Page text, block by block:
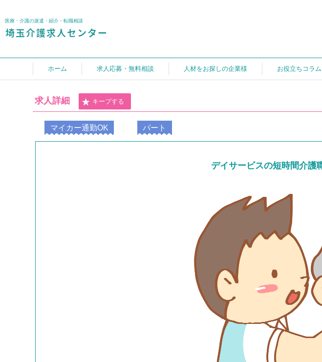
医療・介護の派遣・紹介・転職相談
ホーム 求人応募・無料相談 人材をお探しの企業様 お役立ちコラム
求人詳細 キープする
マイカー通勤OK パート
デイサービスの短時間介護